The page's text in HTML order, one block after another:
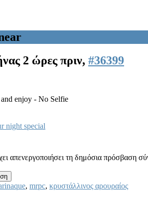
2 ώρες πριν, #36399
enjoy - No Selfie
night special
απενεργοποιήσει τη δημόσια πρόσβαση
, mrpc, κρυστάλλινος αρουραίος